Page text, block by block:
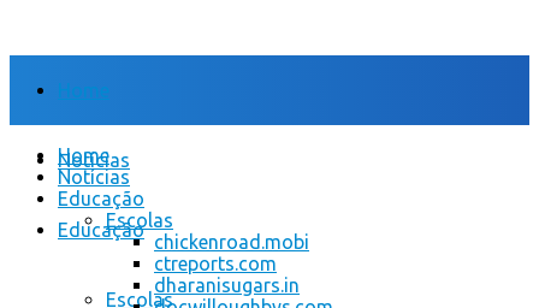
Home
Notícias
Educação
Escolas
Home
Notícias
Educação
Escolas
chickenroad.mobi
ctreports.com
dharanisugars.in